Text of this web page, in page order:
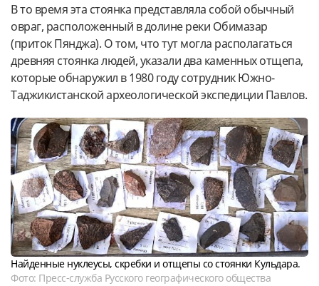
В то время эта стоянка представляла собой обычный
овраг, расположенный в долине реки Обимазар
(приток Пянджа). О том, что тут могла располагаться
древняя стоянка людей, указали два каменных отщепа,
которые обнаружил в 1980 году сотрудник Южно-
Таджикистанской археологической экспедиции Павлов.
Найденные нуклеусы, скребки и отщепы со стоянки Кульдара.
Фото: Пресс-служба Русского географического общества